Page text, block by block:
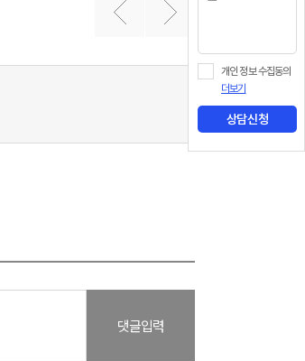
댓글입력
개인 정보 수집동의
더보기
상담신청